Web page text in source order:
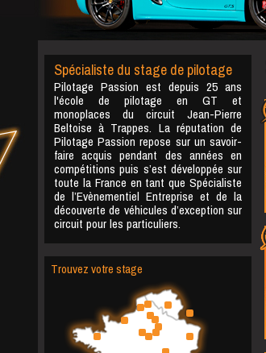
Spécialiste du stage de pilotage
Pilotage Passion est depuis 25 ans
l'école de pilotage en GT et
monoplaces du circuit Jean-Pierre
Beltoise à Trappes. La réputation de
Pilotage Passion repose sur un savoir-
faire acquis pendant des années en
compétitions puis s’est développée sur
toute la France en tant que Spécialiste
de l’Evènementiel Entreprise et de la
découverte de véhicules d’exception sur
circuit pour les particuliers.
Trouvez votre stage